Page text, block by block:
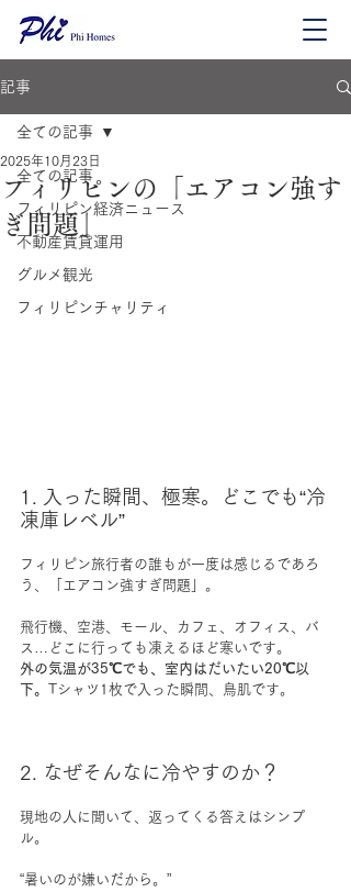
記事
全ての記事
フィリピン経済ニュース
不動産賃貸運用
グルメ観光
フィリピンチャリティ
全ての記事
フィリピンの「エアコン強す
ぎ問題」
2025年10月23日
1. 入った瞬間、極寒。どこでも“冷
凍庫レベル”
フィリピン旅行者の誰もが一度は感じるであろ
う、「エアコン強すぎ問題」。
飛行機、空港、モール、カフェ、オフィス、バ
ス…どこに行っても凍えるほど寒いです。
外の気温が35℃でも、室内はだいたい20℃以
下。
Tシャツ1枚で入った瞬間、鳥肌です。
2. なぜそんなに冷やすのか？
現地の人に聞いて、返ってくる答えはシンプ
ル。
“暑いのが嫌いだから。”